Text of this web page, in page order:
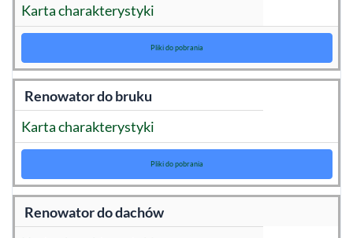
Karta charakterystyki
Pliki do pobrania
Renowator do bruku
Karta charakterystyki
Pliki do pobrania
Renowator do dachów